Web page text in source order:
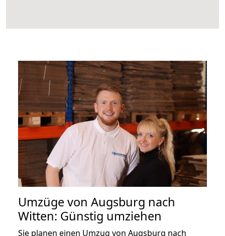
Umzüge von Augsburg nach
Witten: Günstig umziehen
Sie planen einen Umzug von Augsburg nach